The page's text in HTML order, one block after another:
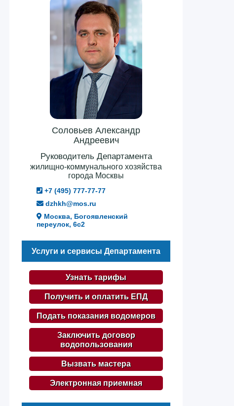
Соловьев Александр
Андреевич
Руководитель Департамента
жилищно-коммунального хозяйства
города Москвы
+7 (495) 777-77-77
dzhkh@mos.ru
Москва, Богоявленский
переулок, 6с2
Услуги и сервисы Департамента
Узнать тарифы
Получить и оплатить ЕПД
Подать показания водомеров
Заключить договор
водопользования
Вызвать мастера
Электронная приемная